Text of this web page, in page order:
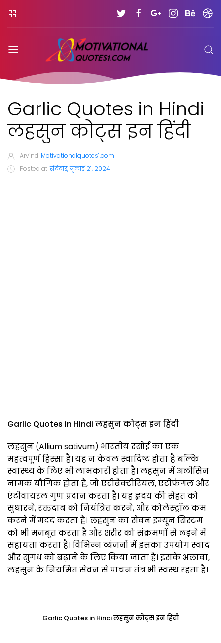
Garlic Quotes in Hindi
लहसुन कोट्स इन हिंदी
Arvind Motivationalquotes1.com
Posted at रविवार, जुलाई 21, 2024
Garlic Quotes in Hindi लहसुन कोट्स इन हिंदी
लहसुन (Allium sativum) भारतीय रसोई का एक
महत्वपूर्ण हिस्सा है। यह न केवल स्वादिष्ट होता है बल्कि
स्वास्थ्य के लिए भी लाभकारी होता है। लहसुन में अलीसिन
नामक यौगिक होता है, जो एंटीबैक्टीरियल, एंटीफंगल और
एंटीवायरल गुण प्रदान करता है। यह हृदय की सेहत को
सुधारने, रक्तदाब को नियंत्रित करने, और कोलेस्ट्रॉल कम
करने में मदद करता है। लहसुन का सेवन इम्यून सिस्टम
को भी मजबूत करता है और शरीर को संक्रमणों से लड़ने में
सहायता करता है। विभिन्न व्यंजनों में इसका उपयोग स्वाद
और सुगंध को बढ़ाने के लिए किया जाता है। इसके अलावा,
लहसुन के नियमित सेवन से पाचन तंत्र भी स्वस्थ रहता है।
Garlic Quotes in Hindi लहसुन कोट्स इन हिंदी